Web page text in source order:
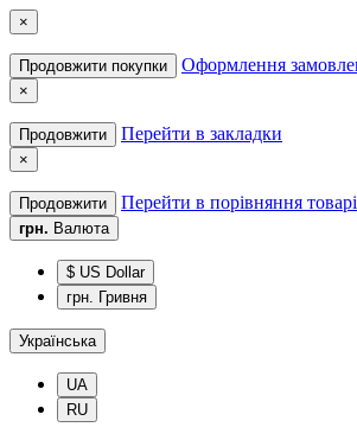
×
Продовжити покупки Оформлення
×
Продовжити Перейти в закладки
×
Продовжити Перейти в порівняння
грн. Валюта
$ US Dollar
грн. Гривня
Українська
UA
RU